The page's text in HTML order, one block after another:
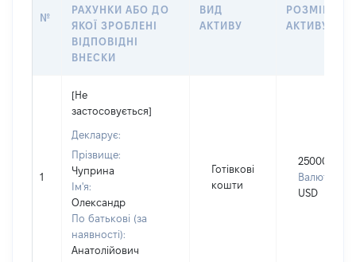
№
РАХУНКИ АБО ДО
ЯКОЇ ЗРОБЛЕНІ
ВІДПОВІДНІ
ВНЕСКИ
ВИД
АКТИВУ
РОЗМІР
АКТИВУ
1
[Не
застосовується]
Декларує:
Прізвище:
Чуприна
Ім'я:
Олександр
По батькові (за
наявності):
Анатолійович
Готівкові
кошти
25000
Валюта:
USD